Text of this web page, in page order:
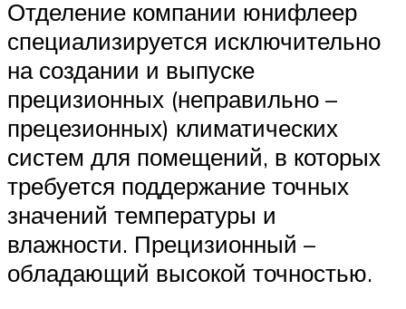
Отделение компании юнифлеер
специализируется исключительно
на создании и выпуске
прецизионных (неправильно –
прецезионных) климатических
систем для помещений, в которых
требуется поддержание точных
значений температуры и
влажности. Прецизионный –
обладающий высокой точностью.